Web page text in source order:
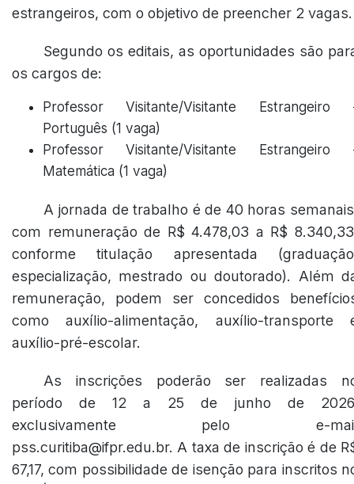
estrangeiros, com o objetivo de preencher 2 vagas.
Segundo os editais, as oportunidades são
os cargos de:
Professor Visitante/Visitante Estrangeiro
Português (1 vaga)
Professor Visitante/Visitante Estrangeiro
Matemática (1 vaga)
A jornada de trabalho é de 40 horas
com remuneração de R$ 4.478,03 a R$
conforme titulação apresentada
especialização, mestrado ou doutorado). Além
remuneração, podem ser concedidos
como auxílio-alimentação, auxílio-transporte
auxílio-pré-escolar.
As inscrições poderão ser realizadas
período de 12 a 25 de junho de
exclusivamente pelo e-
pss.curitiba@ifpr.edu.br. A taxa de inscrição é de
67,17, com possibilidade de isenção para inscritos